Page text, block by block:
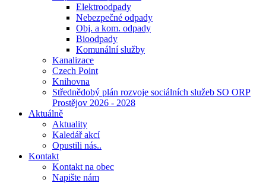
Elektroodpady
Nebezpečné odpady
Obj. a kom. odpady
Bioodpady
Komunální služby
Kanalizace
Czech Point
Knihovna
Střednědobý plán rozvoje sociálních služeb SO ORP
Prostějov 2026 - 2028
Aktuálně
Aktuality
Kaledář akcí
Opustili nás..
Kontakt
Kontakt na obec
Napište nám